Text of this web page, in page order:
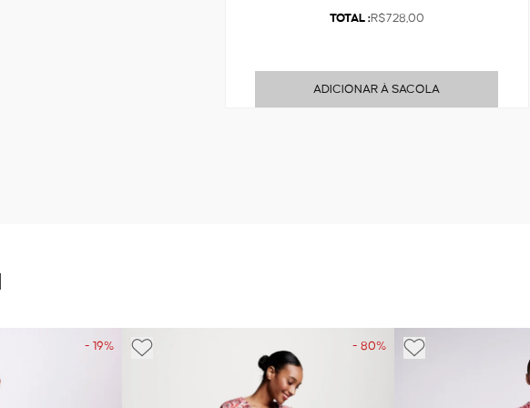
TOTAL :R$728,00
ADICIONAR À SACOLA
- 19% - 80%